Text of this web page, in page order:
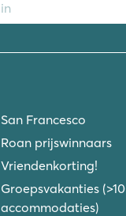
San Francesco
Roan prijswinnaars
Vriendenkorting!
Groepsvakanties (>10
accommodaties)